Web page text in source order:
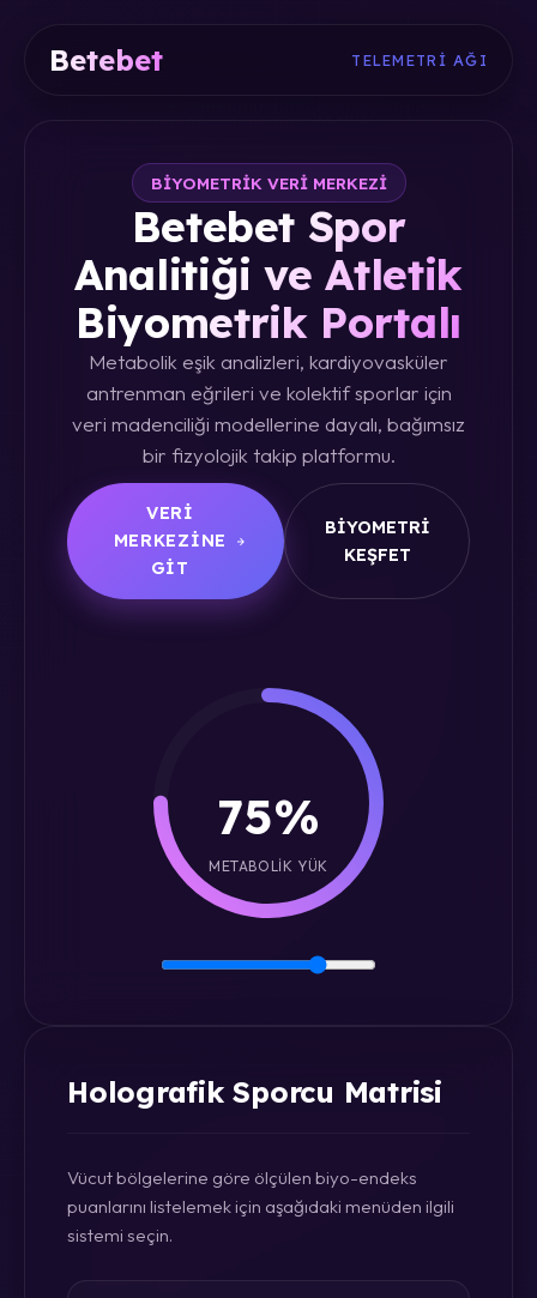
Betebet TELEMETRI AĞI
BIYOMETRIK VERI MERKEZI
Betebet Spor
Analitiği ve Atletik
Biyometrik Portalı
Metabolik eşik analizleri, kardiyovasküler
antrenman eğrileri ve kolektif sporlar için
veri madenciliği modellerine dayalı, bağımsız
bir fizyolojik takip platformu.
VERI
MERKEZINE
GIT
BIYOMETRI
KEŞFET
75%
METABOLIK YÜK
Holografik Sporcu Matrisi
Vücut bölgelerine göre ölçülen biyo-endeks
puanlarını listelemek için aşağıdaki menüden ilgili
sistemi seçin.